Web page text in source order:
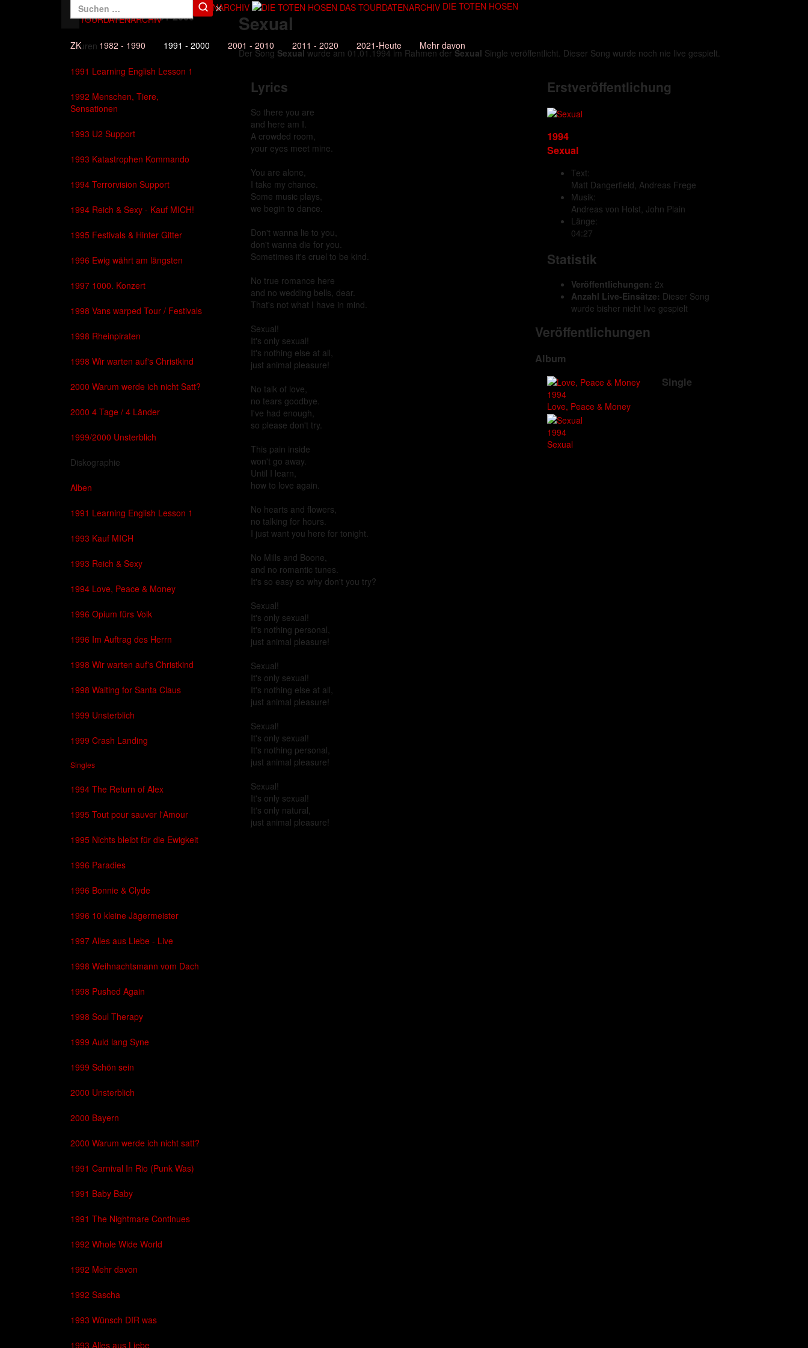
DIE TOTEN HOSEN
DAS TOURDATENARCHIV
✕
ZK 1982 - 1990 1991 - 2000 2001 - 2010 2011 - 2020 2021-Heute Mehr davon
Sexual
Der Song Sexual wurde am 01.01.1994 im Rahmen derSexual Single veröffentlicht. Dieser Song wurde noch nie live gespielt.
Lyrics
So there you are
and here am I.
A crowded room,
your eyes meet mine.
You are alone,
I take my chance.
Some music plays,
we begin to dance.
Don't wanna lie to you,
don't wanna die for you.
Sometimes it's cruel to be kind.
No true romance here
and no wedding bells, dear.
That's not what I have in mind.
Sexual!
It's only sexual!
It's nothing else at all,
just animal pleasure!
No talk of love,
no tears goodbye.
I've had enough,
so please don't try.
This pain inside
won't go away.
Until I learn,
how to love again.
No hearts and flowers,
no talking for hours.
I just want you here for tonight.
No Mills and Boone,
and no romantic tunes.
It's so easy so why don't you try?
Sexual!
It's only sexual!
It's nothing personal,
just animal pleasure!
Sexual!
It's only sexual!
It's nothing else at all,
just animal pleasure!
Sexual!
It's only sexual!
It's nothing personal,
just animal pleasure!
Sexual!
It's only sexual!
It's only natural,
just animal pleasure!
Erstveröffentlichung
1994
Sexual
Text:
Matt Dangerfield, Andreas Frege
Musik:
Andreas von Holst, John Plain
Länge:
04:27
Statistik
Veröffentlichungen: 2x
Anzahl Live-Einsätze: Dieser Song
wurde bisher nicht live gespielt
Veröffentlichungen
Album
1994
Love, Peace & Money
Single
1994
Sexual
Die Toten Hosen - 1991-2000
Touren
1991 Learning English Lesson 1
1992 Menschen, Tiere,
Sensationen
1993 U2 Support
1993 Katastrophen Kommando
1994 Terrorvision Support
1994 Reich & Sexy - Kauf MICH!
1995 Festivals & Hinter Gitter
1996 Ewig währt am längsten
1997 1000. Konzert
1998 Vans warped Tour / Festivals
1998 Rheinpiraten
1998 Wir warten auf's Christkind
2000 Warum werde ich nicht Satt?
2000 4 Tage / 4 Länder
1999/2000 Unsterblich
Diskographie
Alben
1991 Learning English Lesson 1
1993 Kauf MICH
1993 Reich & Sexy
1994 Love, Peace & Money
1996 Opium fürs Volk
1996 Im Auftrag des Herrn
1998 Wir warten auf's Christkind
1998 Waiting for Santa Claus
1999 Unsterblich
1999 Crash Landing
Singles
1994 The Return of Alex
1995 Tout pour sauver l'Amour
1995 Nichts bleibt für die Ewigkeit
1996 Paradies
1996 Bonnie & Clyde
1996 10 kleine Jägermeister
1997 Alles aus Liebe - Live
1998 Weihnachtsmann vom Dach
1998 Pushed Again
1998 Soul Therapy
1999 Auld lang Syne
1999 Schön sein
2000 Unsterblich
2000 Bayern
2000 Warum werde ich nicht satt?
1991 Carnival In Rio (Punk Was)
1991 Baby Baby
1991 The Nightmare Continues
1992 Whole Wide World
1992 Mehr davon
1992 Sascha
1993 Wünsch DIR was
1993 Alles aus Liebe